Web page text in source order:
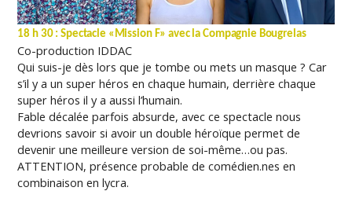
18 h 30 : Spectacle «Mission F» avec la Compagnie Bougrelas
Co-production IDDAC
Qui suis-je dès lors que je tombe ou mets un masque ? Car
s’il y a un super héros en chaque humain, derrière chaque
super héros il y a aussi l’humain.
Fable décalée parfois absurde, avec ce spectacle nous
devrions savoir si avoir un double héroïque permet de
devenir une meilleure version de soi-même…ou pas.
ATTENTION, présence probable de comédien.nes en
combinaison en lycra.